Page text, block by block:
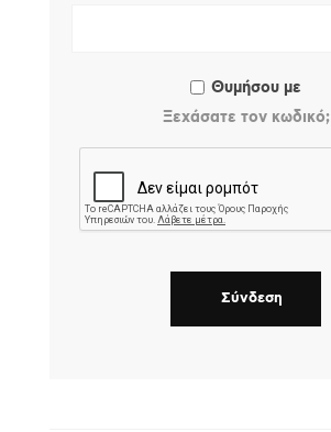
Θυμήσου με
Ξεχάσατε τον κωδικό;